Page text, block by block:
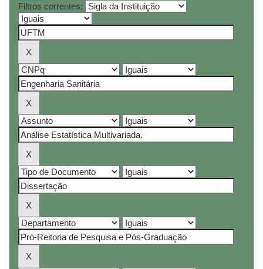
Filtros correntes: